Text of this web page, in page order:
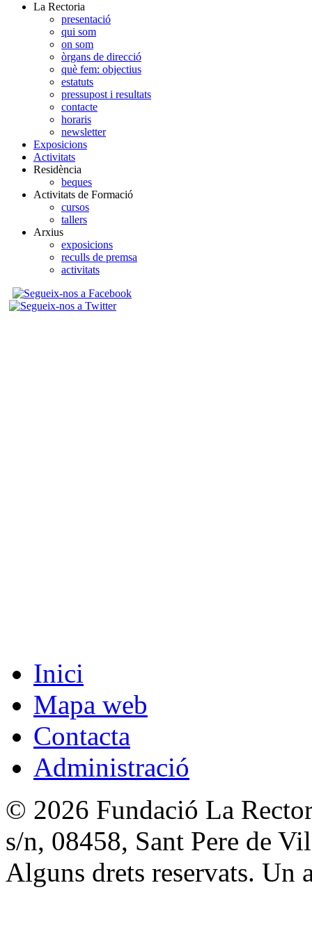
La Rectoria
presentació
qui som
on som
òrgans de direcció
què fem: objectius
estatuts
pressupost i resultats
contacte
horaris
newsletter
Exposicions
Activitats
Residència
beques
Activitats de Formació
cursos
tallers
Arxius
exposicions
reculls de premsa
activitats
Inici
Mapa web
Contacta
Administració
© 2026 Fundació La
s/n, 08458, Sant Pere de
Alguns drets reservats. Un